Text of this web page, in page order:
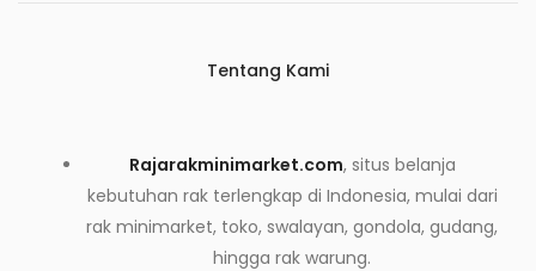
Tentang Kami
Rajarakminimarket.com, situs belanja
kebutuhan rak terlengkap di Indonesia, mulai dari
rak minimarket, toko, swalayan, gondola, gudang,
hingga rak warung.